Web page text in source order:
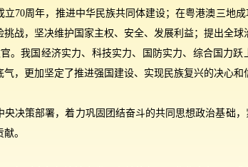
70周年，推进中华民族共同体建设；在粤港澳三地
战，坚决维护国家主权、安全、发展利益；提出全球
。我国经济实力、科技实力、国防实力、综合国力
，更加坚定了推进强国建设、实现民族复兴的决心和
决策部署，着力巩固团结奋斗的共同思想政治基础
。